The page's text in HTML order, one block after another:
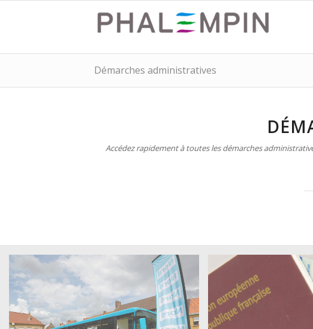
Démarches administratives
Accédez rapidement à toutes les démarches